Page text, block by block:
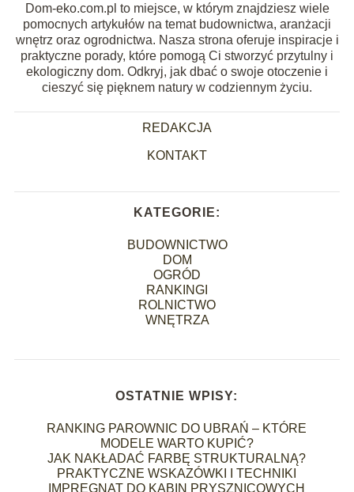
Dom-eko.com.pl to miejsce, w którym znajdziesz wiele
pomocnych artykułów na temat budownictwa, aranżacji
wnętrz oraz ogrodnictwa. Nasza strona oferuje inspiracje i
praktyczne porady, które pomogą Ci stworzyć przytulny i
ekologiczny dom. Odkryj, jak dbać o swoje otoczenie i
cieszyć się pięknem natury w codziennym życiu.
REDAKCJA
KONTAKT
KATEGORIE:
BUDOWNICTWO
DOM
OGRÓD
RANKINGI
ROLNICTWO
WNĘTRZA
OSTATNIE WPISY:
RANKING PAROWNIC DO UBRAŃ – KTÓRE
MODELE WARTO KUPIĆ?
JAK NAKŁADAĆ FARBĘ STRUKTURALNĄ?
PRAKTYCZNE WSKAZÓWKI I TECHNIKI
IMPREGNAT DO KABIN PRYSZNICOWYCH